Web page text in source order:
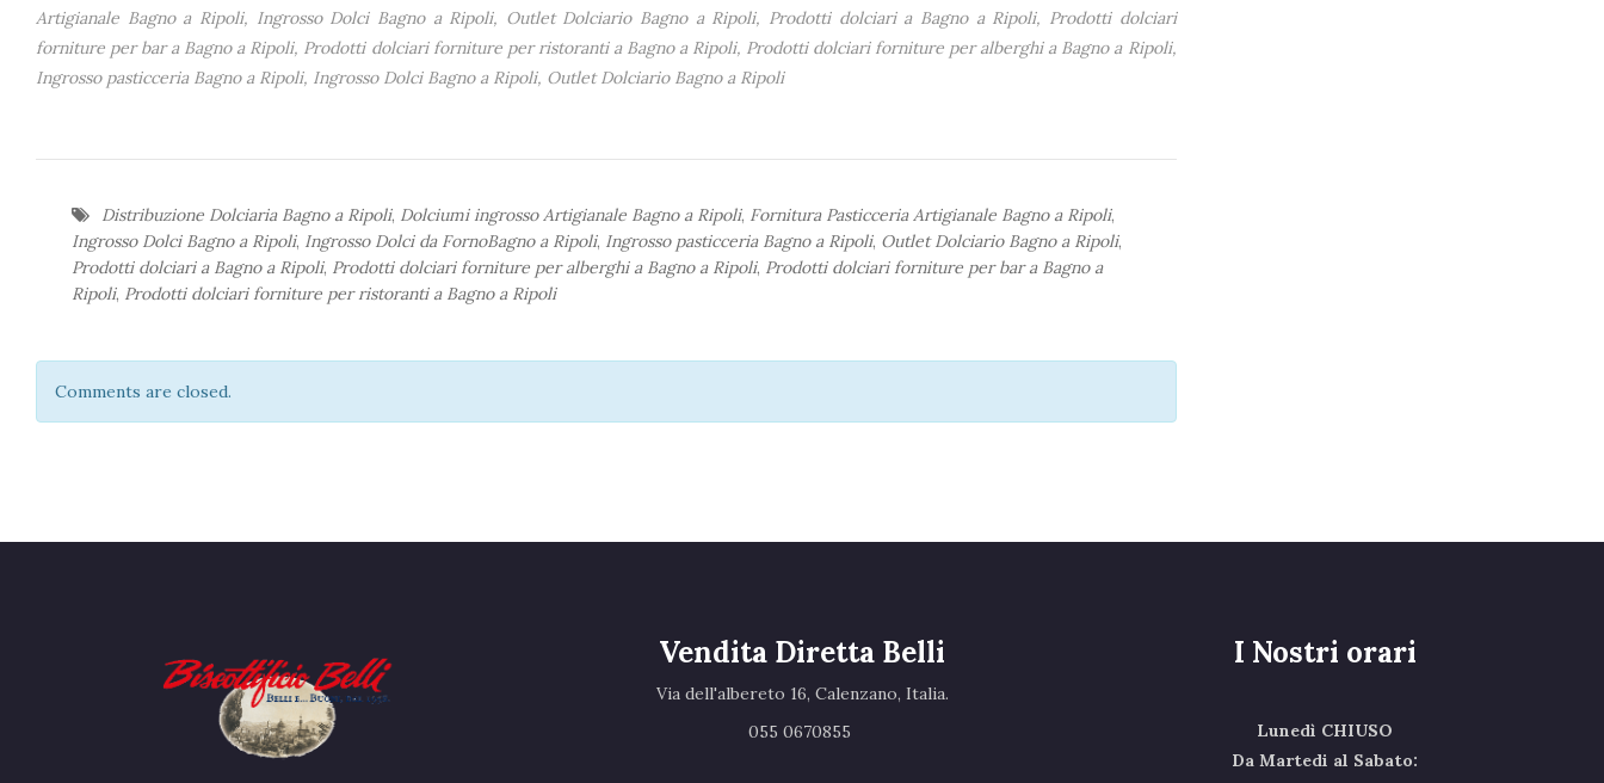
Artigianale Bagno a Ripoli, Ingrosso Dolci Bagno a Ripoli, Outlet Dolciario Bagno a Ripoli, Prodotti dolciari a Bagno a Ripoli, Prodotti dolciari
forniture per bar a Bagno a Ripoli, Prodotti dolciari forniture per ristoranti a Bagno a Ripoli, Prodotti dolciari forniture per alberghi a Bagno a Ripoli,
Ingrosso pasticceria Bagno a Ripoli, Ingrosso Dolci Bagno a Ripoli, Outlet Dolciario Bagno a Ripoli
Distribuzione Dolciaria Bagno a Ripoli, Dolciumi ingrosso Artigianale Bagno a Ripoli, Fornitura Pasticceria Artigianale Bagno a Ripoli,
Ingrosso Dolci Bagno a Ripoli, Ingrosso Dolci da FornoBagno a Ripoli, Ingrosso pasticceria Bagno a Ripoli, Outlet Dolciario Bagno a Ripoli,
Prodotti dolciari a Bagno a Ripoli, Prodotti dolciari forniture per alberghi a Bagno a Ripoli, Prodotti dolciari forniture per bar a Bagno a
Ripoli, Prodotti dolciari forniture per ristoranti a Bagno a Ripoli
Comments are closed.
Vendita Diretta Belli
Via dell'albereto 16, Calenzano, Italia.‎
055 0670855 ‎
I Nostri orari
Lunedì CHIUSO
Da Martedi al Sabato: